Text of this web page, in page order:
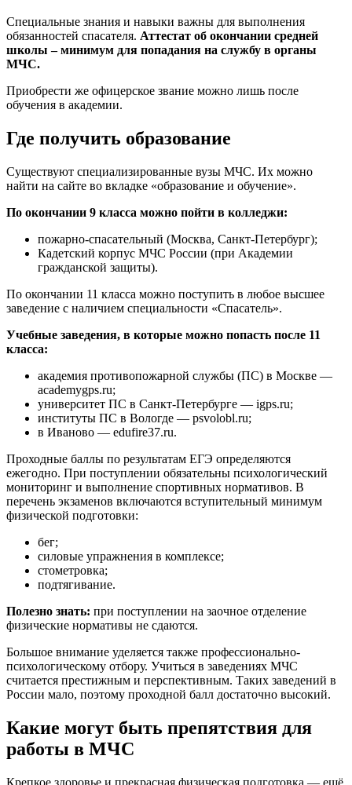
Специальные знания и навыки важны для выполнения
обязанностей спасателя. Аттестат об окончании средней
школы – минимум для попадания на службу в органы
МЧС.
Приобрести же офицерское звание можно лишь после
обучения в академии.
Где получить образование
Существуют специализированные вузы МЧС. Их можно
найти на сайте во вкладке «образование и обучение».
По окончании 9 класса можно пойти в колледжи:
пожарно-спасательный (Москва, Санкт-Петербург);
Кадетский корпус МЧС России (при Академии
гражданской защиты).
По окончании 11 класса можно поступить в любое высшее
заведение с наличием специальности «Спасатель».
Учебные заведения, в которые можно попасть после 11
класса:
академия противопожарной службы (ПС) в Москве —
academygps.ru;
университет ПС в Санкт-Петербурге — igps.ru;
институты ПС в Вологде — psvolobl.ru;
в Иваново — edufire37.ru.
Проходные баллы по результатам ЕГЭ определяются
ежегодно. При поступлении обязательны психологический
мониторинг и выполнение спортивных нормативов. В
перечень экзаменов включаются вступительный минимум
физической подготовки:
бег;
силовые упражнения в комплексе;
стометровка;
подтягивание.
Полезно знать: при поступлении на заочное отделение
физические нормативы не сдаются.
Большое внимание уделяется также профессионально-
психологическому отбору. Учиться в заведениях МЧС
считается престижным и перспективным. Таких заведений в
России мало, поэтому проходной балл достаточно высокий.
Какие могут быть препятствия для
работы в МЧС
Крепкое здоровье и прекрасная физическая подготовка — ещё